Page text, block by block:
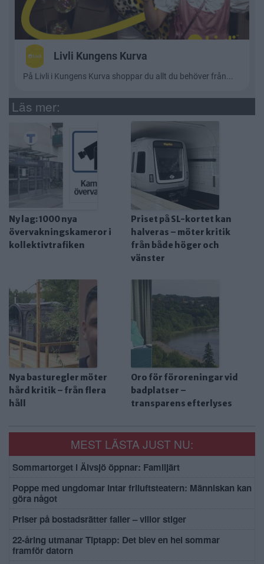
Läs mer:
Ny lag: 1000 nya
övervakningskameror i
kollektivtrafiken
Priset på SL-kortet kan
halveras – möter kritik
från både höger och
vänster
Nya basturegler möter
hård kritik – från flera
håll
Oro för föroreningar vid
badplatser –
transparens efterlyses
MEST LÄSTA JUST NU:
Sommartorget i Älvsjö öppnar: Familjärt
Poppe med ungdomar intar friluftsteatern: Människan kan
göra något
Priser på bostadsrätter faller – villor stiger
22-åring utmanar Tiptapp: Det blev en hel sommar
framför datorn